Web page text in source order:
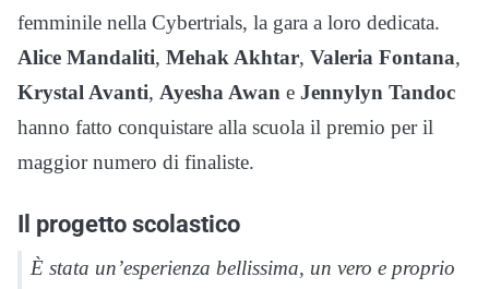
femminile nella Cybertrials, la gara a loro dedicata.
Alice Mandaliti, Mehak Akhtar, Valeria Fontana,
Krystal Avanti, Ayesha Awan e Jennylyn Tandoc
hanno fatto conquistare alla scuola il premio per il
maggior numero di finaliste.
Il progetto scolastico
È stata un’esperienza bellissima, un vero e proprio